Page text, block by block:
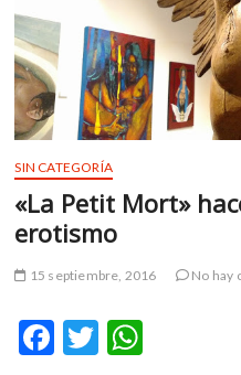
SIN CATEGORÍA
«La Petit Mort»
erotismo
15 septiembre, 2016 No hay
F
T